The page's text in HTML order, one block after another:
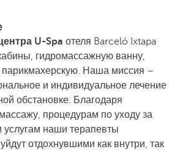
U-Spa отеля Barceló Ixtapa
гидромассажную ванну,
Наша миссия –
и индивидуальное лечение
обстановке. Благодаря
процедурам по уходу за
услугам наши терапевты
отдохнувшими как внутри, так